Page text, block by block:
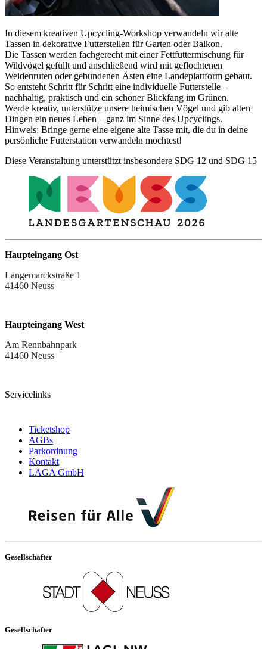
In diesem kreativen Upcycling-Workshop verwandeln wir alte
Tassen in dekorative Futterstellen für Garten oder Balkon.
Die Tassen werden fachgerecht mit einer Fettfuttermischung für
Wildvögel gefüllt und anschließend wird mit geflochtenen
Weidenruten oder gebundenen Ästen eine Landeplattform gebaut.
So entsteht Schritt für Schritt eine individuelle Futterstelle –
nachhaltig, praktisch und ein schöner Blickfang im Grünen.
Werde kreativ, unterstütze unsere heimischen Vögel und gib alten
Dingen ein neues Leben – ganz im Sinne des Upcyclings.
Hinweis: Bringe gerne eine eigene alte Tasse mit, die du in deine
persönliche Futterstation verwandeln möchtest!
Diese Veranstaltung unterstützt insbesondere SDG 12 und SDG 15
Haupteingang Ost
Langemarckstraße 1
41460 Neuss
Haupteingang West
Am Rennbahnpark
41460 Neuss
Servicelinks
Ticketshop
AGBs
Parkordnung
Kontakt
LAGA GmbH
Gesellschafter
Gesellschafter